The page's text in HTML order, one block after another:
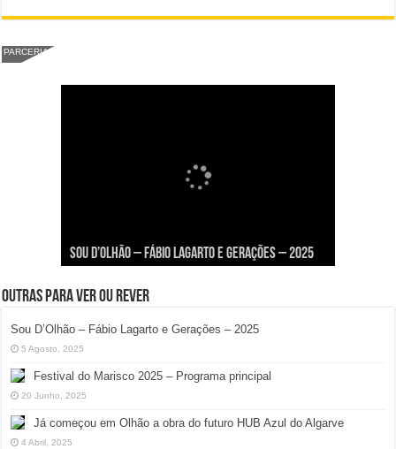
PARCERIA
Sou D’Olhão – Fábio Lagarto e Gerações – 2025
Comida e Diversão à Beira-Ria!
Armona
na Ilha dos Hangares
Mais Um de Aventura e Diversão!
Outras para ver ou rever
Sou D’Olhão – Fábio Lagarto e Gerações – 2025
5 Agosto, 2025
Festival do Marisco 2025 – Programa principal
20 Junho, 2025
Já começou em Olhão a obra do futuro HUB Azul do Algarve
4 Abril, 2025